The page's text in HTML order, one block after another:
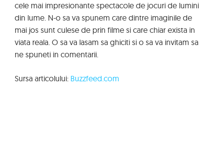
cele mai impresionante spectacole de jocuri de lumini
din lume. N-o sa va spunem care dintre imaginile de
mai jos sunt culese de prin filme si care chiar exista in
viata reala. O sa va lasam sa ghiciti si o sa va invitam sa
ne spuneti in comentarii.
Sursa articolului: Buzzfeed.com